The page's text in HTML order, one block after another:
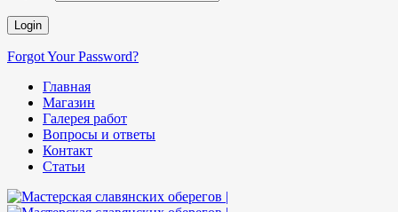
Forgot Your Password?
Главная
Магазин
Галерея работ
Вопросы и ответы
Контакт
Статьи